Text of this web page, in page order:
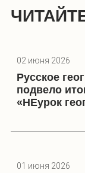
02 июня 2026
Русское
подвело
«НЕурок
01 июня 2026